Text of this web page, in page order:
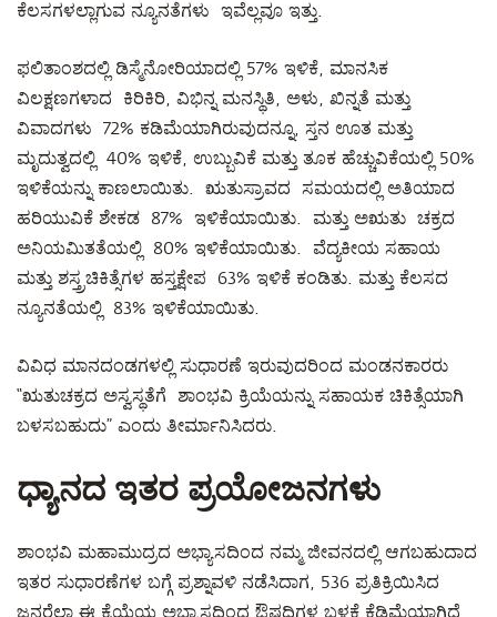
ಕೆಲಸಗಳಲ್ಲಾಗುವ ನ್ಯೂನತೆಗಳು ಇವೆಲ್ಲವೂ ಇತ್ತು.
ಫಲಿತಾಂಶದಲ್ಲಿ ಡಿಸ್ಮೆನೋರಿಯಾದಲ್ಲಿ 57% ಇಳಿಕೆ, ಮಾನಸಿಕ
ವಿಲಕ್ಷಣಗಳಾದ ಕಿರಿಕಿರಿ, ವಿಭಿನ್ನ ಮನಸ್ಥಿತಿ, ಅಳು, ಖಿನ್ನತೆ ಮತ್ತು
ವಿವಾದಗಳು 72% ಕಡಿಮೆಯಾಗಿರುವುದನ್ನೂ, ಸ್ತನ ಊತ ಮತ್ತು
ಮೃದುತ್ವದಲ್ಲಿ 40% ಇಳಿಕೆ, ಉಬ್ಬುವಿಕೆ ಮತ್ತು ತೂಕ ಹೆಚ್ಚುವಿಕೆಯಲ್ಲಿ 50%
ಇಳಿಕೆಯನ್ನು ಕಾಣಲಾಯಿತು. ಋತುಸ್ರಾವದ ಸಮಯದಲ್ಲಿ ಅತಿಯಾದ
ಹರಿಯುವಿಕೆ ಶೇಕಡ 87% ಇಳಿಕೆಯಾಯಿತು. ಮತ್ತು ಅಋತು ಚಕ್ರದ
ಅನಿಯಮಿತತೆಯಲ್ಲಿ 80% ಇಳಿಕೆಯಾಯಿತು. ವೆದ್ಯಕೀಯ ಸಹಾಯ
ಮತ್ತು ಶಸ್ತ್ರಚಿಕಿತ್ಸೆಗಳ ಹಸ್ತಕ್ಷೇಪ 63% ಇಳಿಕೆ ಕಂಡಿತು. ಮತ್ತು ಕೆಲಸದ
ನ್ಯೂನತೆಯಲ್ಲಿ 83% ಇಳಿಕೆಯಾಯಿತು.
ವಿವಿಧ ಮಾನದಂಡಗಳಲ್ಲಿ ಸುಧಾರಣೆ ಇರುವುದರಿಂದ ಮಂಡನಕಾರರು
“ಋತುಚಕ್ರದ ಅಸ್ವಸ್ಥತೆಗೆ ಶಾಂಭವಿ ಕ್ರಿಯೆಯನ್ನು ಸಹಾಯಕ ಚಿಕಿತ್ಸೆಯಾಗಿ
ಬಳಸಬಹುದು” ಎಂದು ತೀರ್ಮಾನಿಸಿದರು.
ಧ್ಯಾನದ ಇತರ ಪ್ರಯೋಜನಗಳು
ಶಾಂಭವಿ ಮಹಾಮುದ್ರದ ಅಭ್ಯಾಸದಿಂದ ನಮ್ಮ ಜೀವನದಲ್ಲಿ ಆಗಬಹುದಾದ
ಇತರ ಸುಧಾರಣೆಗಳ ಬಗ್ಗೆ ಪ್ರಶ್ನಾವಳಿ ನಡೆಸಿದಾಗ, 536 ಪ್ರತಿಕ್ರಿಯಿಸಿದ
ಜನರೆಲ್ಲಾ ಈ ಕ್ರೆಯೆಯ ಅಭ್ಯಾಸದಿಂದ ಔಷಧಿಗಳ ಬಳಕೆ ಕೆಡಿಮೆಯಾಗಿದೆ,